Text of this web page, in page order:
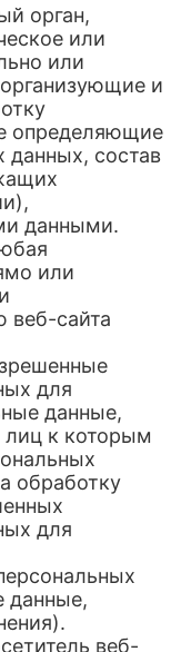
орган,
или
или
и
определяющие
данных, состав
данными.
или
веб-сайта
для
данные,
лиц к которым
обработку
для
данные,
веб-